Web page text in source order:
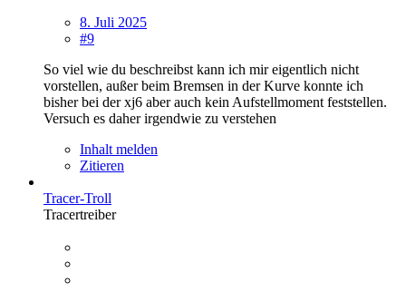
8. Juli 2025
#9
So viel wie du beschreibst kann ich mir eigentlich nicht
vorstellen, außer beim Bremsen in der Kurve konnte ich
bisher bei der xj6 aber auch kein Aufstellmoment feststellen.
Versuch es daher irgendwie zu verstehen
Inhalt melden
Zitieren
Tracer-Troll
Tracertreiber